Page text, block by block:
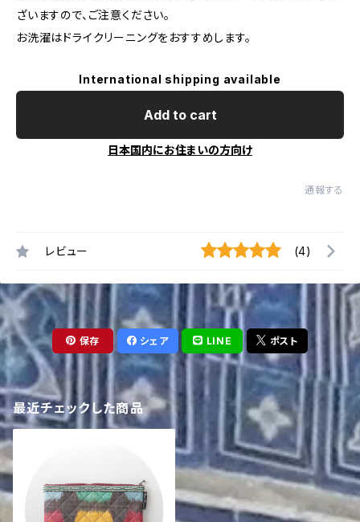
ざいますので、ご注意ください。
お洗濯はドライクリーニングをおすすめします。
International shipping available
Add to cart
日本国内にお住まいの方向け
通報する
レビュー (4)
保存 シェア LINE ポスト
最近チェックした商品